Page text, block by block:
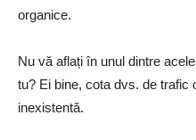
organice.
Nu vă aflați în unul dintre
tu? Ei bine, cota dvs. de trafic
inexistentă.